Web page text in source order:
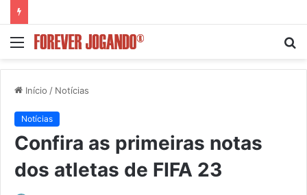
Menu
Início / Notícias
Notícias
Confira as primeiras notas
dos atletas de FIFA 23